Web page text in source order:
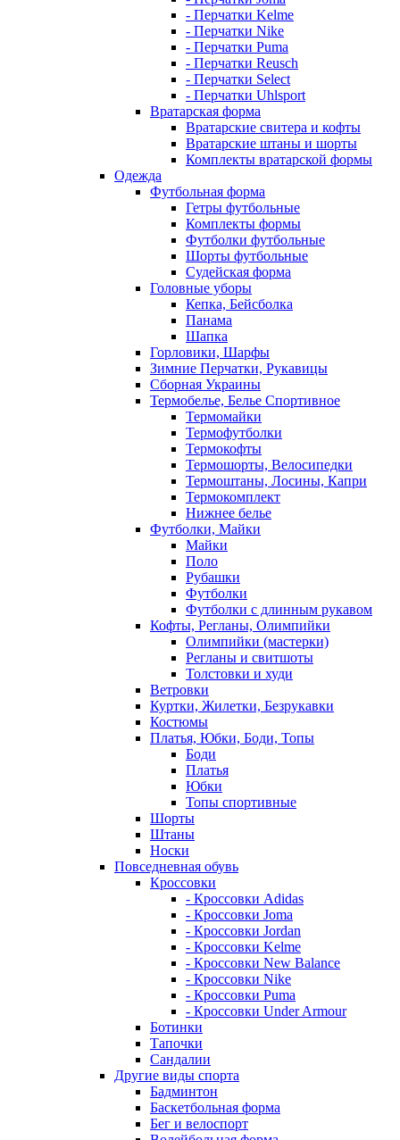
- Перчатки Kelme
- Перчатки Nike
- Перчатки Puma
- Перчатки Reusch
- Перчатки Select
- Перчатки Uhlsport
Вратарская форма
Вратарские свитера и кофты
Вратарские штаны и шорты
Комплекты вратарской формы
Одежда
Футбольная форма
Гетры футбольные
Комплекты формы
Футболки футбольные
Шорты футбольные
Судейская форма
Головные уборы
Кепка, Бейсболка
Панама
Шапка
Горловики, Шарфы
Зимние Перчатки, Рукавицы
Сборная Украины
Термобелье, Белье Спортивное
Термомайки
Термофутболки
Термокофты
Термошорты, Велосипедки
Термоштаны, Лосины, Капри
Термокомплект
Нижнее белье
Футболки, Майки
Майки
Поло
Рубашки
Футболки
Футболки с длинным рукавом
Кофты, Регланы, Олимпийки
Олимпийки (мастерки)
Регланы и свитшоты
Толстовки и худи
Ветровки
Куртки, Жилетки, Безрукавки
Костюмы
Платья, Юбки, Боди, Топы
Боди
Платья
Юбки
Топы спортивные
Шорты
Штаны
Носки
Повседневная обувь
Кроссовки
- Кроссовки Adidas
- Кроссовки Joma
- Кроссовки Jordan
- Кроссовки Kelme
- Кроссовки New Balance
- Кроссовки Nike
- Кроссовки Puma
- Кроссовки Under Armour
Ботинки
Тапочки
Сандалии
Другие виды спорта
Бадминтон
Баскетбольная форма
Бег и велоспорт